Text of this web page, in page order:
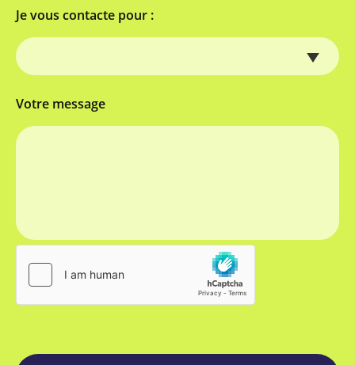
Je vous contacte pour :
Votre message